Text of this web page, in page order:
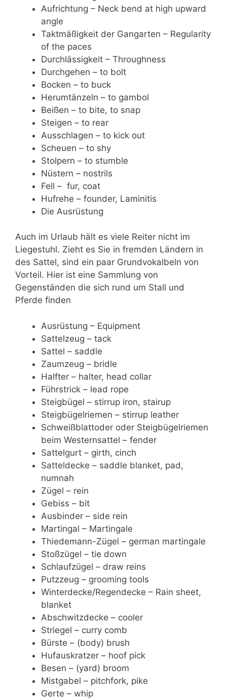
Aufrichtung – Neck bend at high upward
angle
Taktmäßigkeit der Gangarten – Regularity
of the paces
Durchlässigkeit – Throughness
Durchgehen – to bolt
Bocken – to buck
Herumtänzeln – to gambol
Beißen – to bite, to snap
Steigen – to rear
Ausschlagen – to kick out
Scheuen – to shy
Stolpern – to stumble
Nüstern – nostrils
Fell – fur, coat
Hufrehe – founder, Laminitis
Die Ausrüstung
Auch im Urlaub hält es viele Reiter nicht im
Liegestuhl. Zieht es Sie in fremden Ländern in
des Sattel, sind ein paar Grundvokalbeln von
Vorteil. Hier ist eine Sammlung von
Gegenständen die sich rund um Stall und
Pferde finden
Ausrüstung – Equipment
Sattelzeug – tack
Sattel – saddle
Zaumzeug – bridle
Halfter – halter, head collar
Führstrick – lead rope
Steigbügel – stirrup iron, stairup
Steigbügelriemen – stirrup leather
Schweißblattoder oder Steigbügelriemen
beim Westernsattel – fender
Sattelgurt – girth, cinch
Satteldecke – saddle blanket, pad,
numnah
Zügel – rein
Gebiss – bit
Ausbinder – side rein
Martingal – Martingale
Thiedemann-Zügel – german martingale
Stoßzügel – tie down
Schlaufzügel – draw reins
Putzzeug – grooming tools
Winterdecke/Regendecke – Rain sheet,
blanket
Abschwitzdecke – cooler
Striegel – curry comb
Bürste – (body) brush
Hufauskratzer – hoof pick
Besen – (yard) broom
Mistgabel – pitchfork, pike
Gerte – whip